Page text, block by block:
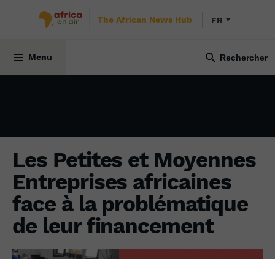
The African News Hub FR
Menu
Les Petites et Moyennes
Entreprises africaines
face à la problématique
de leur financement